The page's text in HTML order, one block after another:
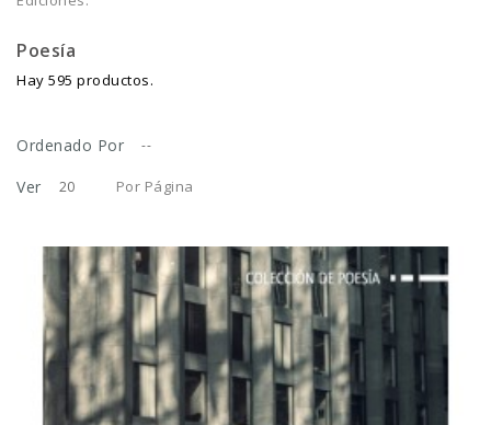
Poesía
Hay 595 productos.
Ordenado Por --
Ver 20 Por Página